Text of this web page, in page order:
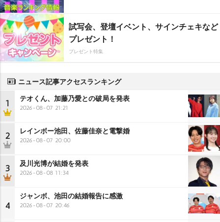
試写会、登壇イベント、サインチェキなど
プレゼント！
プレゼント特集
ニュース記事アクセスランキング
1 テオくん、加藤乃愛との破局を発表
2026-08-07 21:21
2 レインボー池田、佐藤佳奈と電撃婚
2026-08-07 20:00
3 及川光博が結婚を発表
2026-08-08 11:34
4
ジャンボ、池田の結婚報告に感激
2026-08-07 20:46